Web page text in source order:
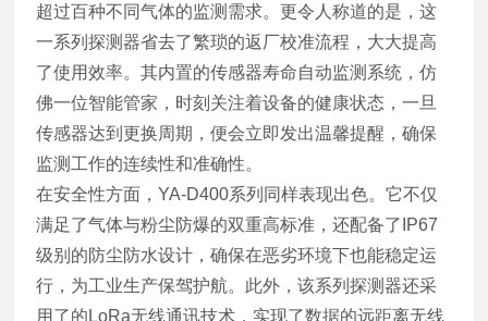
超过百种不同气体的监测需求。更令人称道的是，这
一系列探测器省去了繁琐的返厂校准流程，大大提高
了使用效率。其内置的传感器寿命自动监测系统，仿
佛一位智能管家，时刻关注着设备的健康状态，一旦
传感器达到更换周期，便会立即发出温馨提醒，确保
监测工作的连续性和准确性。
在安全性方面，YA-D400系列同样表现出色。它不仅
满足了气体与粉尘防爆的双重高标准，还配备了IP67
级别的防尘防水设计，确保在恶劣环境下也能稳定运
行，为工业生产保驾护航。此外，该系列探测器还采
用了的LoRa无线通讯技术，实现了数据的远距离无线